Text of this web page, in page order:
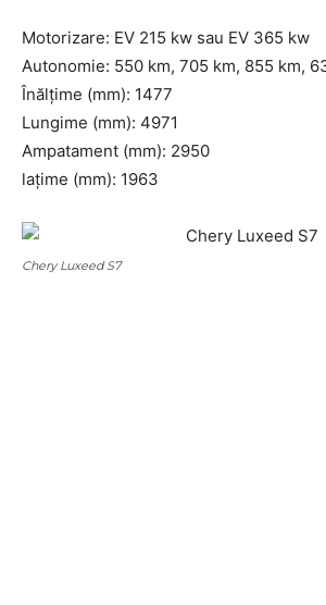
Motorizare: EV 215 kw sau EV 365 kw
Autonomie: 550 km, 705 km, 855 km,
Înălțime (mm): 1477
Lungime (mm): 4971
Ampatament (mm): 2950
lațime (mm): 1963
Chery Luxeed S7